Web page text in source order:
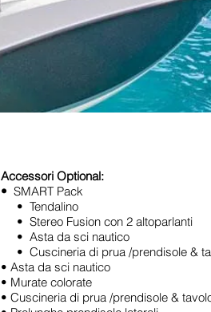
Accessori Optional:
• SMART Pack
• Tendalino
• Stereo Fusion con 2 altoparlanti
• Asta da sci nautico
• Cuscineria di prua /prendisole &
• Asta da sci nautico
• Murate colorate
• Cuscineria di prua /prendisole &